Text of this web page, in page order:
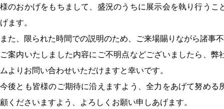
様のおかげをもちまして、盛況のうちに展示会を執り行うこ
げます。
また、限られた時間での説明のため、ご来場賜りながら諸事
ご案内いたしました内容にご不明点などございましたら、
ムよりお問い合わせいただけますと幸いです。
今後とも皆様のご期待に沿えますよう、全力をあげて努める
顧くださいますよう、よろしくお願い申しあげます。